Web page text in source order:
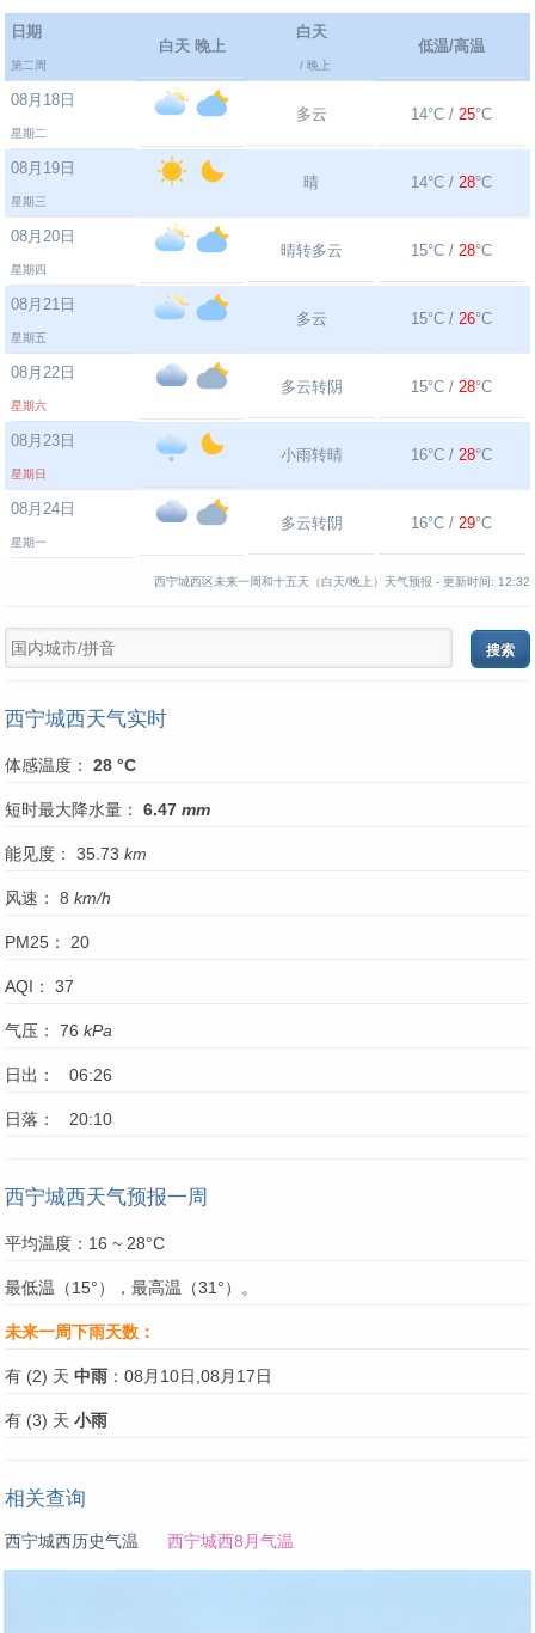
日期
第二周
白天 晚上
白天
/ 晚上
低温/高温
08月18日
星期二
多云 14°C / 25°C
08月19日
星期三
晴 14°C / 28°C
08月20日
星期四
晴转多云 15°C / 28°C
08月21日
星期五
多云 15°C / 26°C
08月22日
星期六
多云转阴 15°C / 28°C
08月23日
星期日
小雨转晴 16°C / 28°C
08月24日
星期一
多云转阴 16°C / 29°C
西宁城西区未来一周和十五天（白天/晚上）天气预报 - 更新时间: 12:32
西宁城西天气实时
体感温度： 28 °C
短时最大降水量： 6.47 mm
能见度： 35.73 km
风速： 8 km/h
PM25： 20
AQI： 37
气压： 76 kPa
日出： 06:26
日落： 20:10
西宁城西天气预报一周
平均温度：16 ~ 28°C
最低温（15°），最高温（31°）。
未来一周下雨天数：
有 (2) 天 中雨 ：08月10日,08月17日
有 (3) 天 小雨
相关查询
西宁城西历史气温 西宁城西8月气温